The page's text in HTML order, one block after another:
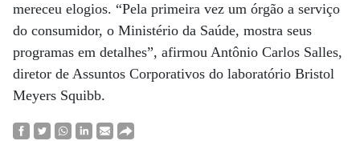
mereceu elogios. “Pela primeira vez um órgão a serviço
do consumidor, o Ministério da Saúde, mostra seus
programas em detalhes”, afirmou Antônio Carlos Salles,
diretor de Assuntos Corporativos do laboratório Bristol
Meyers Squibb.